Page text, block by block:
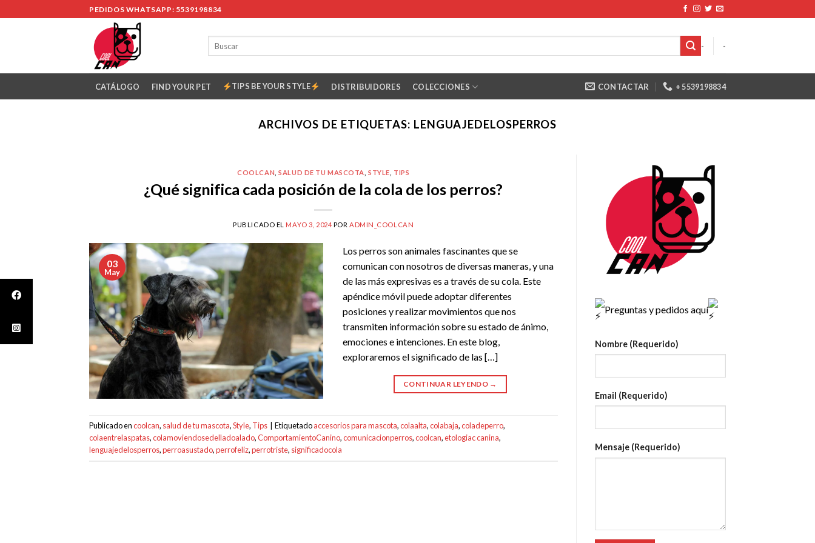
to
PEDIDOS WHATSAPP: 5539198834
- -
CATÁLOGO FIND YOUR PET TIPS BE YOUR STYLE DISTRIBUIDORES COLECCIONES CONTACTAR + 5539198834
ARCHIVOS DE ETIQUETAS: LENGUAJEDELOSPERROS
COOLCAN ,SALUD DE TU MASCOTA ,STYLE TIPS
¿Qué significa cada posición de la cola de los perros?
PUBLICADO EL MAYO 3, 2024 PORADMIN_COOLCAN
03
May
Los perros son animales fascinantes que se
comunican con nosotros de diversas maneras, y una
de las más expresivas es a través de su cola. Este
apéndice móvil puede adoptar diferentes
posiciones y realizar movimientos que nos
transmiten información sobre su estado de ánimo,
emociones e intenciones. En este blog,
exploraremos el significado de las […]
CONTINUAR LEYENDO →
Publicado encoolcan, salud de tu mascota,Style, Tips Etiquetadoaccesorios para mascota,colaalta,colabaja,coladeperro,
colaentrelaspatas,colamoviendosedelladoalado,ComportamientoCanino,comunicacionperros,coolcan,etologiac canina,
lenguajedelosperros,perroasustado,perrofeliz,perrotriste, significadocola
Preguntas y pedidos aquí
Nombre (Requerido)
Email (Requerido)
Mensaje (Requerido)